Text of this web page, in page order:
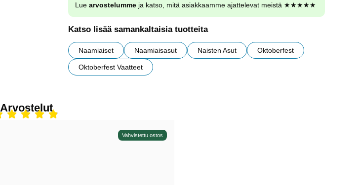
Lue arvostelumme ja katso, mitä asiakkaamme ajattelevat meistä ★★★★★
Katso lisää samankaltaisia tuotteita
Naamiaiset Naamiaisasut Naisten Asut Oktoberfest
Oktoberfest Vaatteet
Arvostelut
Vahvistettu ostos